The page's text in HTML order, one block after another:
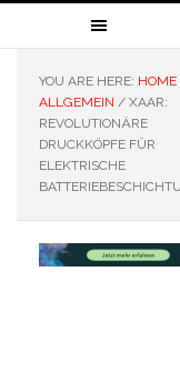
YOU ARE HERE: HOME
ALLGEMEIN /XAAR:
REVOLUTIONÄRE
DRUCKKÖPFE FÜR
ELEKTRISCHE